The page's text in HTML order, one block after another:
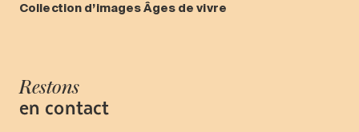
Collection d’images Âges de vivre
Restons
en contact